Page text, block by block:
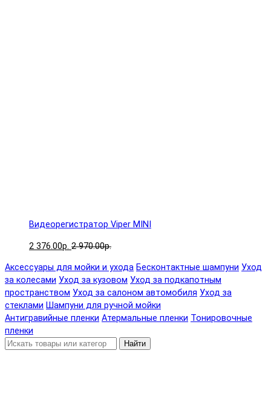
Видеорегистратор Viper MINI
2 376.00р. 2 970.00р.
Аксессуары для мойки и ухода Бесконтактные шампуни Уход
за колесами Уход за кузовом Уход за подкапотным
пространством Уход за салоном автомобиля Уход за
стеклами Шампуни для ручной мойки
Антигравийные пленки Атермальные пленки Тонировочные
пленки
Найти